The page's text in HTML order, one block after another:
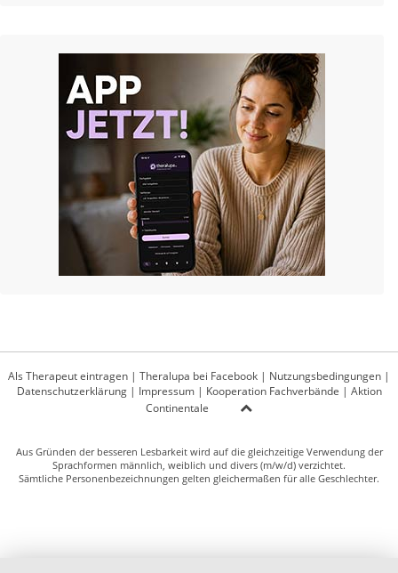
Als Therapeut eintragen | Theralupa bei Facebook | Nutzungsbedingungen |
Datenschutzerklärung| Impressum| Kooperation Fachverbände | Aktion
Continentale
Aus Gründen der besseren Lesbarkeit wird auf die gleichzeitige Verwendung der
Sprachformen männlich, weiblich und divers (m/w/d) verzichtet.
Sämtliche Personenbezeichnungen gelten gleichermaßen für alle Geschlechter.